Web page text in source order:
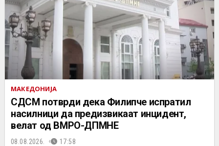
МАКЕДОНИЈА
СДСМ потврди дека Филипче испратил
насилници да предизвикаат инцидент,
велат од ВМРО-ДПМНЕ
08.08.2026. 17:58